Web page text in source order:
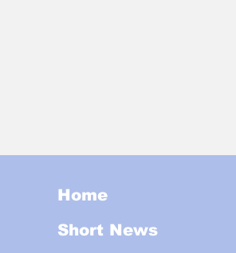
Home
Short News